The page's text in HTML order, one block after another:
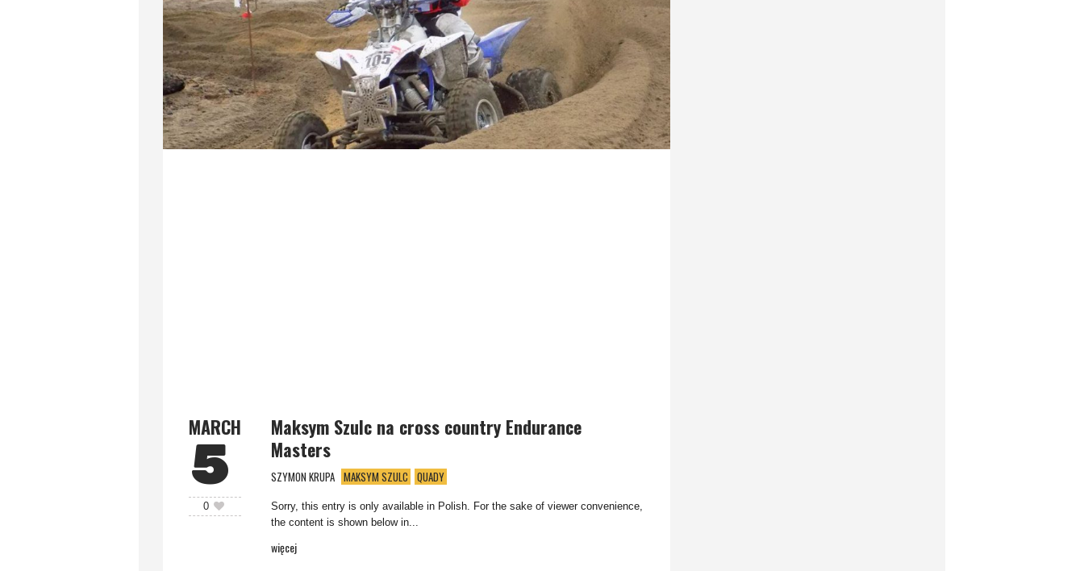
MARCH
5
0
Maksym Szulc na cross country Endurance
Masters
SZYMON KRUPA MAKSYM SZULC QUADY
Sorry, this entry is only available in Polish. For the sake of viewer convenience,
the content is shown below in...
więcej